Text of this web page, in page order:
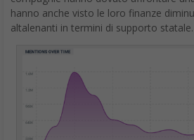
altalenanti in termini di supporto statale.